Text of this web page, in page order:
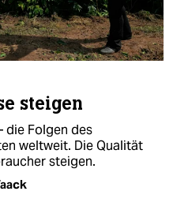
steigen
die Folgen des
weltweit. Die Qualität
steigen.